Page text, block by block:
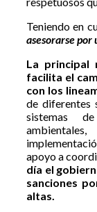
Teniendo en
asesorarse
La principal
facilita el
con los
de diferentes
sistemas
apoyo a
día el
sanciones
altas.